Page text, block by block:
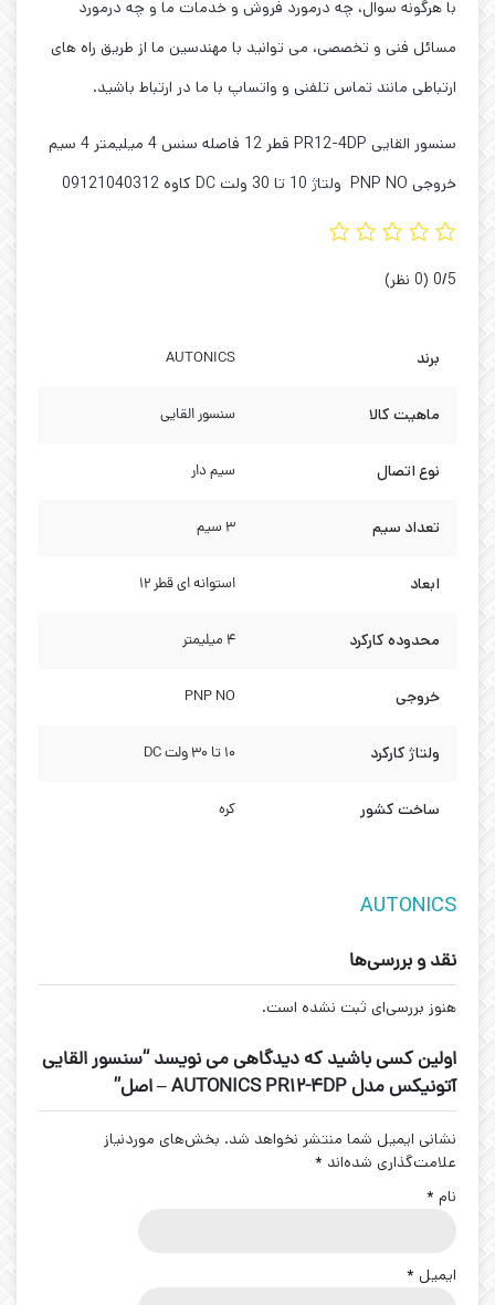
با هرگونه سوال، چه درمورد فروش و خدمات ما و چه درمورد
مسائل فنی و تخصصی، می توانید با مهندسین ما از طریق راه های
ارتباطی مانند تماس تلفنی و واتساپ با ما در ارتباط باشید.
سنسور القایی PR12-4DP قطر 12 فاصله سنس 4 میلیمتر 4 سیم
خروجی PNP NO ولتاژ 10 تا 30 ولت DC کاوه 09121040312
‫0/5 ‫(0 نظر)
برند AUTONICS
ماهیت کالا سنسور القایی
نوع اتصال سیم دار
تعداد سیم 3 سیم
ابعاد استوانه ای قطر 12
محدوده کارکرد 4 میلیمتر
خروجی PNP NO
ولتاژ کارکرد 10 تا 30 ولت DC
ساخت کشور کره
AUTONICS
نقد و بررسی‌ها
هنوز بررسی‌ای ثبت نشده است.
اولین کسی باشید که دیدگاهی می نویسد “سنسور القایی
آتونیکس مدل AUTONICS PR12-4DP – اصل”
نشانی ایمیل شما منتشر نخواهد شد. بخش‌های موردنیاز
علامت‌گذاری شده‌اند *
نام *
ایمیل *